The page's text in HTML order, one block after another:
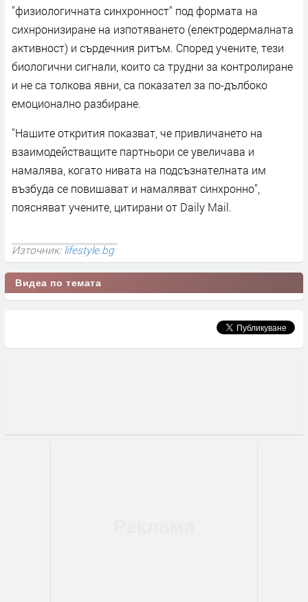
"физиологичната синхронност" под формата на
сихнронизиране на изпотяването (електродермалната
активност) и сърдечния ритъм. Според учените, тези
биологични сигнали, които са трудни за контролиране
и не са толкова явни, са показател за по-дълбоко
емоционално разбиране.
"Нашите открития показват, че привличането на
взаимодействащите партньори се увеличава и
намалява, когато нивата на подсъзнателната им
възбуда се повишават и намаляват синхронно",
поясняват учените, цитирани от Daily Mail.
Източник:lifestyle.bg
Видеа по темата